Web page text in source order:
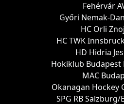
Fehérvár
Győri Nemak-
HC Orli
HC TWK
HD Hidria
Hokiklub Budapest
MAC
Okanagan Hockey
SPG RB Salzburg/